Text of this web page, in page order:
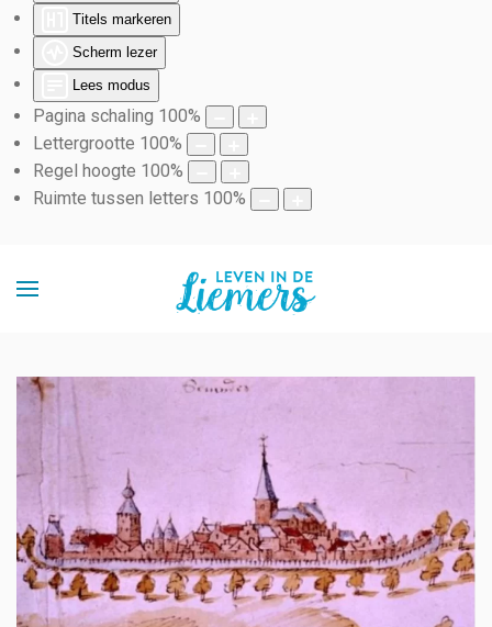
Titels markeren
Scherm lezer
Lees modus
Pagina schaling 100%
Lettergrootte 100%
Regel hoogte 100%
Ruimte tussen letters 100%